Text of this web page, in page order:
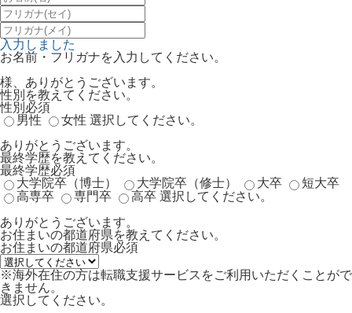
入力しました
お名前・フリガナを入力してください。
様、ありがとうございます。
性別を教えてください。
性別 必須
男性
女性 選択してください。
ありがとうございます。
最終学歴を教えてください。
最終学歴必須
大学院卒（博士）
大学院卒（修士） 大卒
短大卒
高専卒
専門卒 高卒 選択してください。
ありがとうございます。
お住まいの都道府県を教えてください。
お住まいの都道府県必須
※海外在住の方は転職支援サービスをご利用いただくことがで
きません。
選択してください。